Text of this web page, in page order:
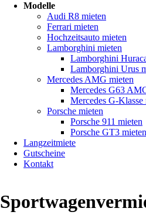
überspringen
Modelle
Audi R8 mieten
Ferrari mieten
Hochzeitsauto mieten
Lamborghini mieten
Lamborghini
Lamborghini Urus
Mercedes AMG mieten
Mercedes G63
Mercedes G-Klasse
Porsche mieten
Porsche 911 mieten
Porsche GT3 mieten
Langzeitmiete
Gutscheine
Kontakt